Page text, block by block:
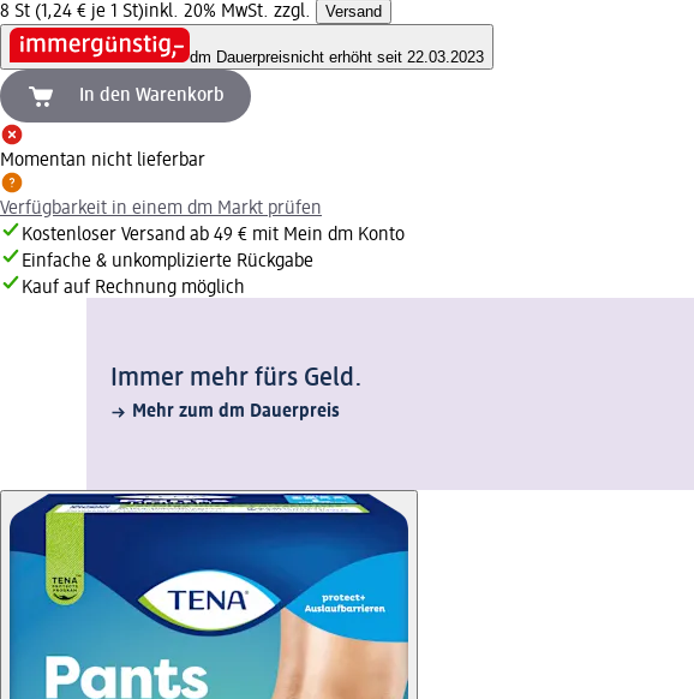
8 St (1,24 € je 1 St)inkl. 20% MwSt. zzgl. Versand
dm Dauerpreisnicht erhöht seit 22.03.2023
In den Warenkorb
Momentan nicht lieferbar
Verfügbarkeit in einem dm Markt prüfen
Kostenloser Versand ab 49 € mit Mein dm Konto
Einfache & unkomplizierte Rückgabe
Kauf auf Rechnung möglich
Immer mehr fürs Geld.
Mehr zum dm Dauerpreis